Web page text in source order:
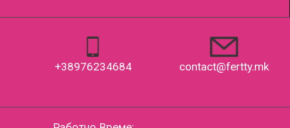
+38976234684 contact@fertty.mk